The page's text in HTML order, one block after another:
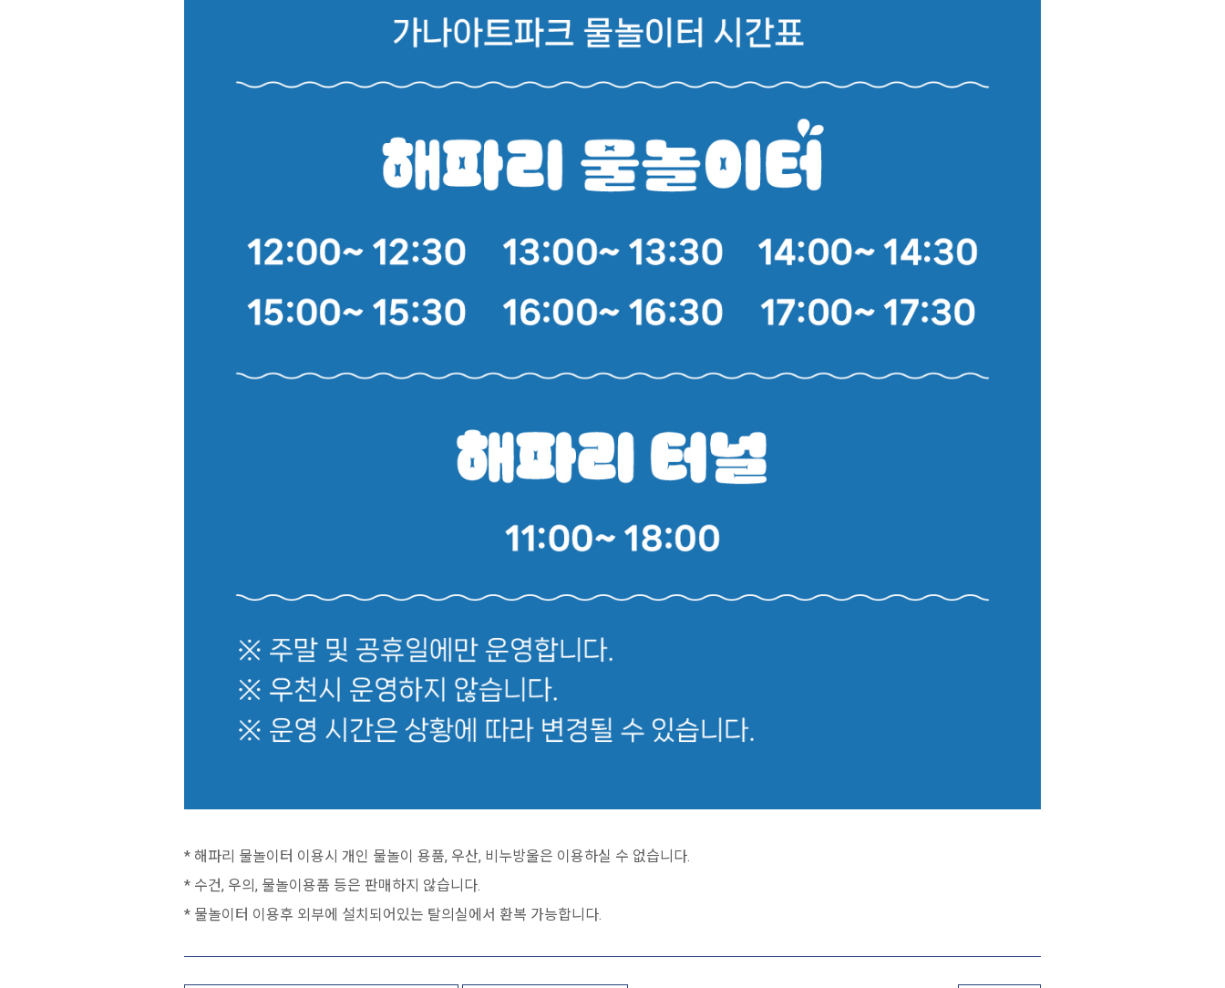
* 해파리 물놀이터 이용시 개인 물놀이 용품, 우산, 비누방울은 이용하실 수 없습니다.
* 수건, 우의, 물놀이용품 등은 판매하지 않습니다.
* 물놀이터 이용후 외부에 설치되어있는 탈의실에서 환복 가능합니다.